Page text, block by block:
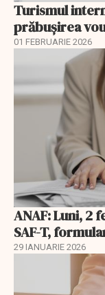
Turismul
prăbușirea
01 FEBRUARIE 2026
ANAF: Luni, 2
SAF-T,
29 IANUARIE 2026